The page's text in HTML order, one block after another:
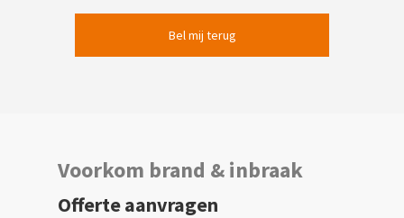
Voorkom brand & inbraak
Offerte aanvragen